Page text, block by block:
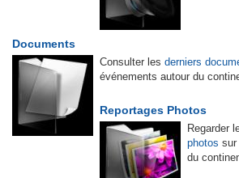
Documents
Consulter les derniers
événements autour du
Reportages Photos
Regarder
photos sur
du